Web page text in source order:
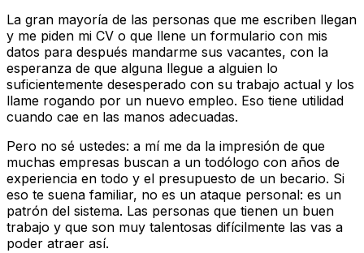
La gran mayoría de las personas que me escriben llegan
y me piden mi CV o que llene un formulario con mis
datos para después mandarme sus vacantes, con la
esperanza de que alguna llegue a alguien lo
suficientemente desesperado con su trabajo actual y los
llame rogando por un nuevo empleo. Eso tiene utilidad
cuando cae en las manos adecuadas.
Pero no sé ustedes: a mí me da la impresión de que
muchas empresas buscan a un todólogo con años de
experiencia en todo y el presupuesto de un becario. Si
eso te suena familiar, no es un ataque personal: es un
patrón del sistema. Las personas que tienen un buen
trabajo y que son muy talentosas difícilmente las vas a
poder atraer así.